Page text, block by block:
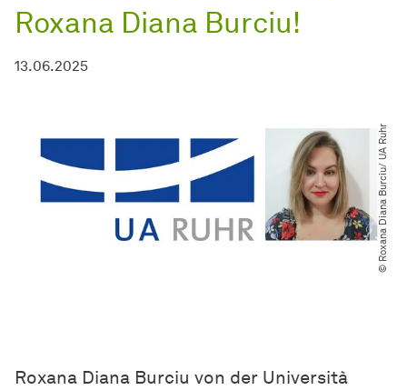
Roxana Diana Burciu!
13.06.2025
© Roxana Diana Burciu​/​ UA Ruhr
Roxana Diana Burciu von der Università